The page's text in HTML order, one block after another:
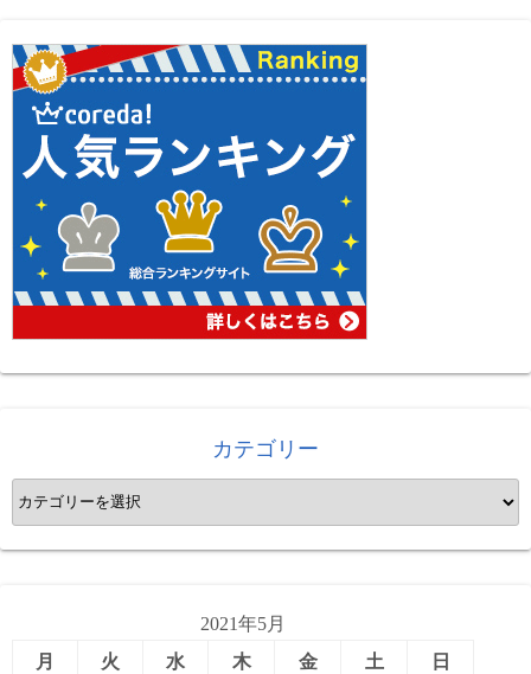
カテゴリー
カ
テ
ゴ
2021年5月
月
火 水 木 金 土 日